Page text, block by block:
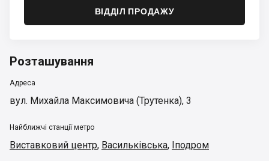
ВІДДІЛ ПРОДАЖУ
Розташування
Адреса
вул. Михайла Максимовича (Трутенка), 3
Найближчі станції метро
Виставковий центр, Васильківська, Іподром